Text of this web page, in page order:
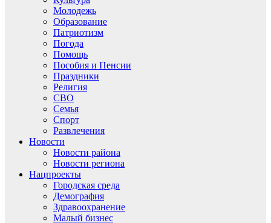
Молодежь
Образование
Патриотизм
Погода
Помощь
Пособия и Пенсии
Праздники
Религия
СВО
Семья
Спорт
Развлечения
Новости
Новости района
Новости региона
Нацпроекты
Городская среда
Демография
Здравоохранение
Малый бизнес